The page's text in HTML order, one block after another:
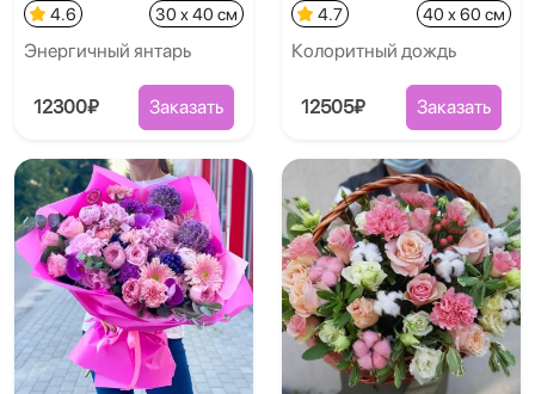
4.6 30 x 40 см
Энергичный янтарь
12300₽ Заказать
4.7 40 x 60 см
Колоритный дождь
12505₽ Заказать